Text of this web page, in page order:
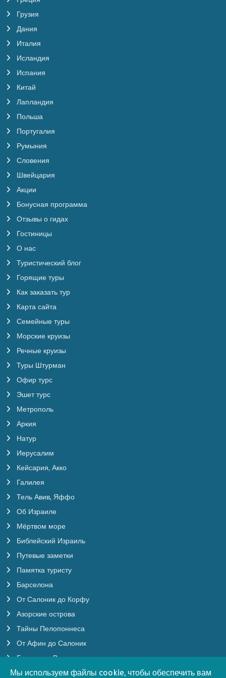
Мы используем файлы cookie, чтобы обеспечить вам
Мы используем файлы cookie, чтобы обеспечить вам
Грузия
Дания
Италия
Исландия
Испания
Китай
Лапландия
Польша
Португалия
Румыния
Словения
Швейцария
Акции
Бонусная программа
Отзывы о гидах
Гостиницы
О нас
Туристический блог
Горящие туры
Как заказать тур
Карта сайта
Семейные туры
Морские круизы
Речные круизы
Туры Штурман
Офир турс
Эшет турс
Метрополь
Аркия
Натур
Иерусалим
Кейсария, Акко
Галилея
Тель Авив, Яффо
Об Израиле
Мёртвом море
Библейский Израиль
Путевые заметки
Памятка туристу
Барселона
От Салоник до Корфу
Азорские острова
Тайны Пелопоннеса
От Афин до Салоник
Будапешт, Вена
Бургундия
Мы используем файлы cookie, чтобы обеспечить вам